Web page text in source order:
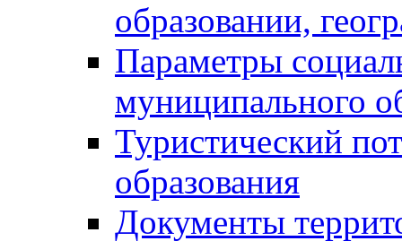
образовании,
Параметры
муниципального
Туристический
образования
Документы